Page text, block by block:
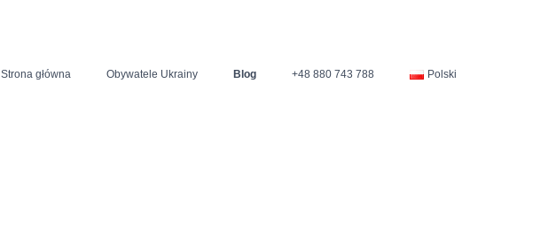
Strona główna Obywatele Ukrainy Blog +48 880 743 788 Polski